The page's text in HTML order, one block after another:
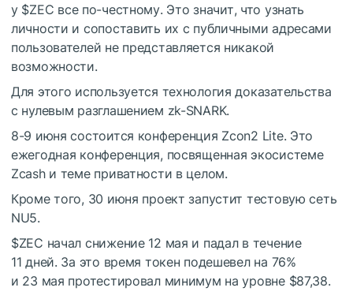
у $ZEC все по-честному. Это значит, что узнать
личности и сопоставить их с публичными адресами
пользователей не представляется никакой
возможности.
Для этого используется технология доказательства
с нулевым разглашением zk-SNARK.
8-9 июня состоится конференция Zcon2 Lite. Это
ежегодная конференция, посвященная экосистеме
Zcash и теме приватности в целом.
Кроме того, 30 июня проект запустит тестовую сеть
NU5.
$ZEC начал снижение 12 мая и падал в течение
11 дней. За это время токен подешевел на 76%
и 23 мая протестировал минимум на уровне $87,38.